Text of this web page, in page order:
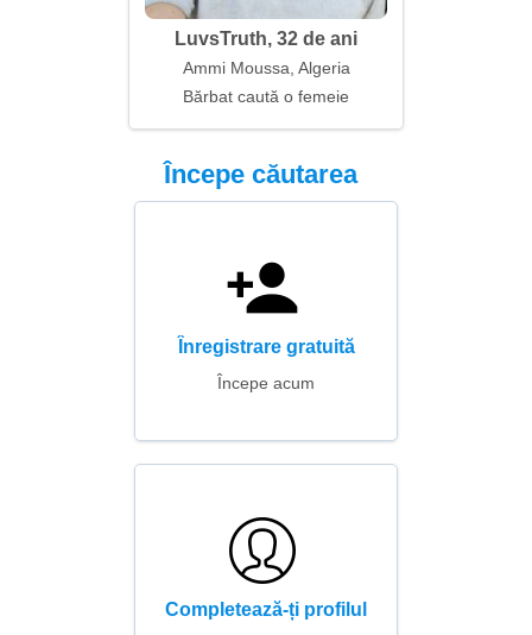
LuvsTruth, 32 de ani
Ammi Moussa, Algeria
Bărbat caută o femeie
Începe căutarea
Înregistrare gratuită
Începe acum
Completează-ți profilul